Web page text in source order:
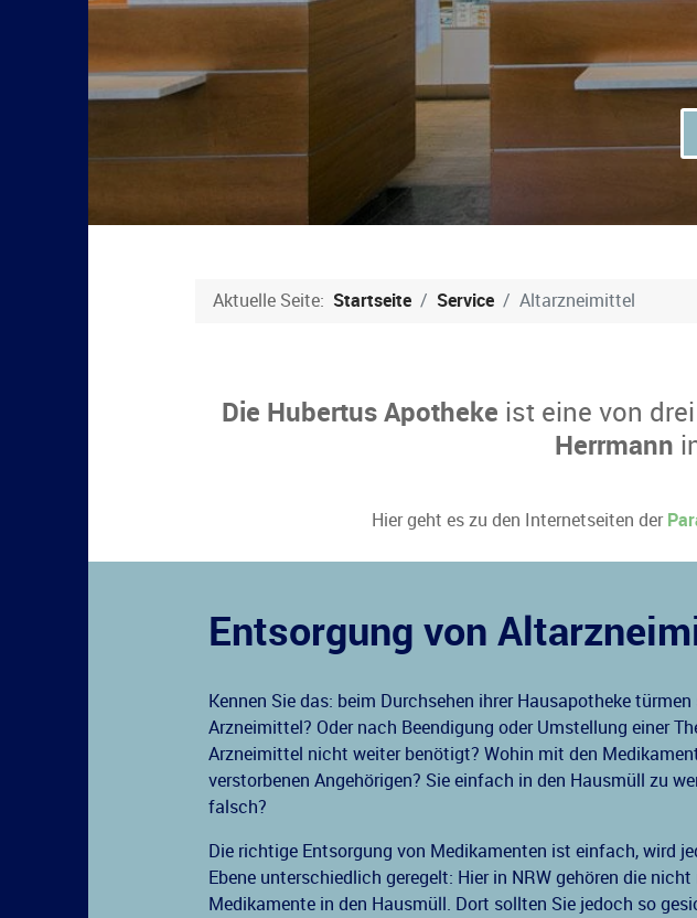
Aktuelle Seite: Startseite Service Altarzneimittel
Die Hubertus Apotheke ist eine von
Herrmann
Hier geht es zu den Internetseiten der
Entsorgung von
Kennen Sie das: beim Durchsehen ihrer Hausapotheke
Arzneimittel? Oder nach Beendigung oder Umstellung einer
Arzneimittel nicht weiter benötigt? Wohin mit den
verstorbenen Angehörigen? Sie einfach in den Hausmüll zu
falsch?
Die richtige Entsorgung von Medikamenten ist einfach, wird
Ebene unterschiedlich geregelt: Hier in NRW gehören die
Medikamente in den Hausmüll. Dort sollten Sie jedoch so